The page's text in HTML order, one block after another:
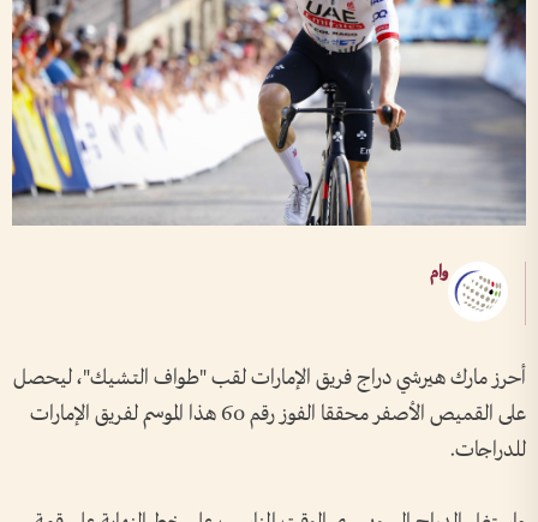
وام
أحرز مارك هيرشي دراج فريق الإمارات لقب "طواف التشيك"، ليحصل
على القميص الأصفر محققا الفوز رقم 60 هذا الموسم لفريق الإمارات
للدراجات.